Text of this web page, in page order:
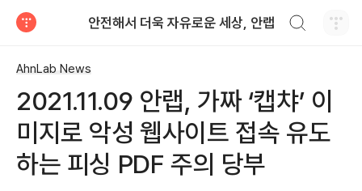
안전해서 더욱 자유로운 세상, 안랩
AhnLab News
2021.11.09 안랩, 가짜 ‘캡챠’ 이
미지로 악성 웹사이트 접속 유도
하는 피싱 PDF 주의 당부